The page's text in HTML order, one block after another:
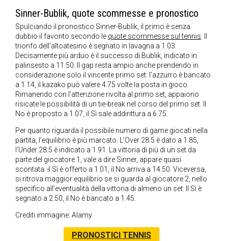
Sinner-Bublik, quote scommesse e pronostico
Spulciando il pronostico Sinner-Bublik, il primo è senza
dubbio il favorito secondo le quote scommesse sul tennis. Il
trionfo dell’altoatesino è segnato in lavagna a 1.03.
Decisamente più arduo è il successo di Bublik, indicato in
palinsesto a 11.50. Il gap resta ampio anche prendendo in
considerazione solo il vincente primo set: l’azzurro è bancato
a 1.14, il kazako può valere 4.75 volte la posta in gioco.
Rimanendo con l’attenzione rivolta al primo set, appaiono
risicate le possibilità di un tie-break nel corso del primo set. Il
No è proposto a 1.07, il Sì sale addirittura a 6.75.
Per quanto riguarda il possibile numero di game giocati nella
partita, l’equilibrio è più marcato. L’Over 28.5 è dato a 1.85,
l’Under 28.5 è indicato a 1.91. La vittoria di più di un set da
parte del giocatore 1, vale a dire Sinner, appare quasi
scontata: il Sì è offerto a 1.01, il No arriva a 14.50. Viceversa,
si ritrova maggior equilibrio se si guarda al giocatore 2, nello
specifico all’eventualità della vittoria di almeno un set. Il Sì è
segnato a 2.50, il No è bancato a 1.45.
Crediti immagine: Alamy
PRONOSTICI TENNIS